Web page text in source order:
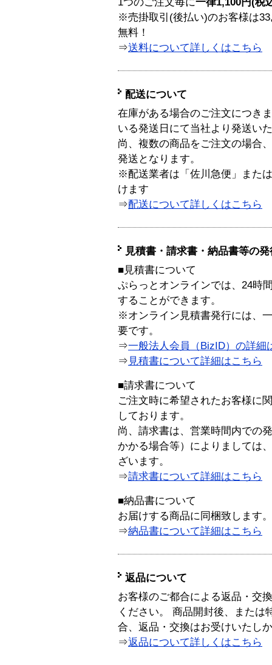
1つのご注文毎に一律1,100円(税
※売掛取引(後払い)のお客様は
無料！
⇒送料について詳しくはこちら
配送について
在庫がある場合のご注文につき
いる発送日にて当社より発送い
尚、複数の商品をご注文の場合
発送となります。
※配送業者は「佐川急便」また
けます
⇒配送について詳しくはこちら
見積書・請求書・納品書等の
■見積書について
ぷらっとオンラインでは、24時
することができます。
※オンライン見積書発行には、
要です。
⇒一般法人会員（BizID）の詳細
⇒ 見積書について詳細はこちら
■請求書について
ご注文時に希望されたお客様に
しております。
尚、請求書は、営業時間内での
かかる場合等）によりましては
ざいます。
⇒請求書について詳細はこちら
■納品書について
お届けする商品に同梱致します。
⇒納品書について詳細はこちら
返品について
お客様のご都合による返品・交
ください。 商品開封後、または
合、返品・交換はお受けいたし
⇒返品について詳しくはこちら